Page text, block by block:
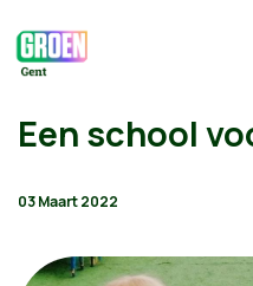
Een school
03 Maart 2022